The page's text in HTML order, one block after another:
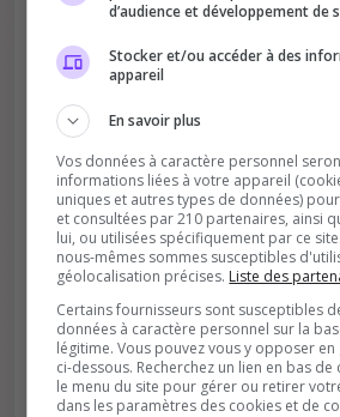
Votre vote aide le serveur à
classement
Soutient la
Plus de visibilité = plus
d’audience et développement de
Stocker et/ou accéder à des
appareil
En savoir plus
Vos données à caractère personnel
informations liées à votre appareil
uniques et autres types de données)
et consultées par 210 partenaires, ainsi
lui, ou utilisées spécifiquement par ce
nous-mêmes sommes susceptibles
géolocalisation précises. Liste des
Certains fournisseurs sont susceptibles
données à caractère personnel sur la
légitime. Vous pouvez vous y opposer
ci-dessous. Recherchez un lien en bas
le menu du site pour gérer ou retirer
dans les paramètres des cookies et de